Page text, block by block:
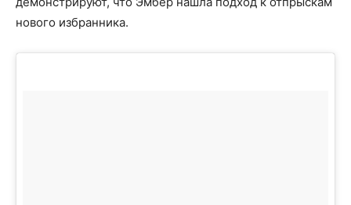
нового избранника.